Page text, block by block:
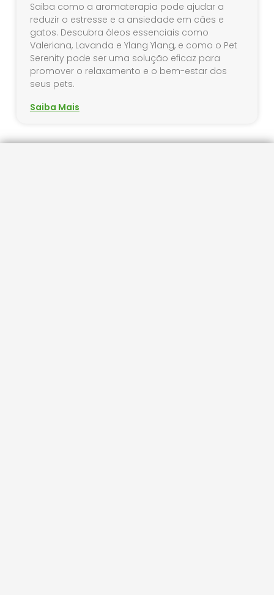
Saiba como a aromaterapia pode ajudar a
reduzir o estresse e a ansiedade em cães e
gatos. Descubra óleos essenciais como
Valeriana, Lavanda e Ylang Ylang, e como o Pet
Serenity pode ser uma solução eficaz para
promover o relaxamento e o bem-estar dos
seus pets.
Saiba Mais